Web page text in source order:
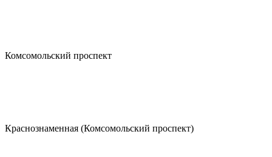
Комсомольский проспект
Краснознаменная (Комсомольский проспект)